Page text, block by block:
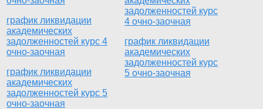
график ликвидации
академических
задолженностей курс 4
очно-заочная
график ликвидации
академических
задолженностей курс 5
очно-заочная
задолженностей курс
4 очно-заочная
график ликвидации
академических
задолженностей курс
5 очно-заочная